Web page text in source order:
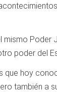
Poder
poder del
hoy
también a